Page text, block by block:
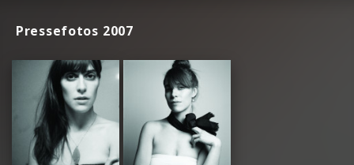
Pressefotos 2007